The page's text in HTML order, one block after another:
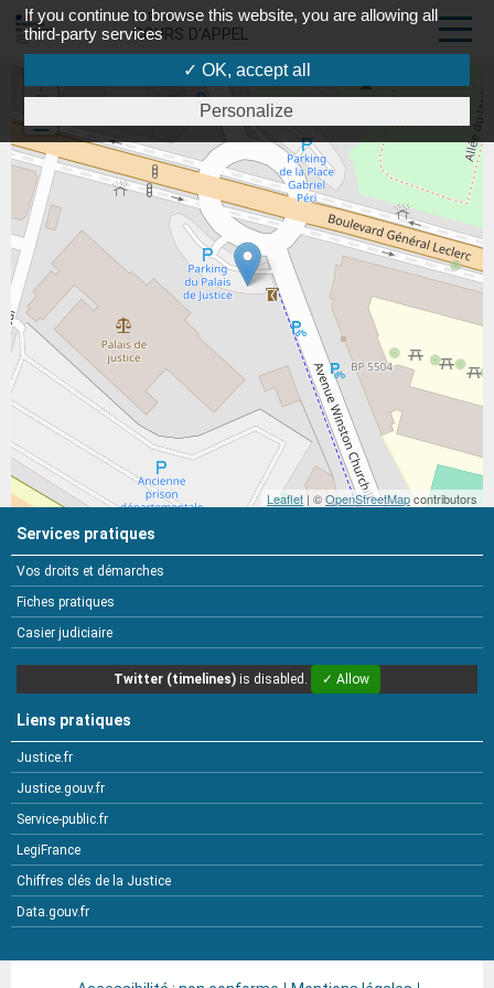
PORTAIL DES
COURS D'APPEL
+
-
Leaflet | ©OpenStreetMapcontributors
Services pratiques
Vos droits et démarches
Fiches pratiques
Casier judiciaire
Twitter (timelines) is disabled. ✓ Allow
Liens pratiques
Justice.fr
Justice.gouv.fr
Service-public.fr
LegiFrance
Chiffres clés de la Justice
Data.gouv.fr
If you continue to browse this website, you are allowing all
third-party services
✓ OK, accept all
Personalize